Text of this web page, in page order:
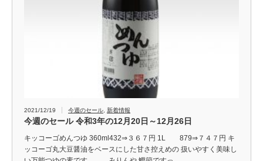
2021/12/19 今週のセール 新着情報
今週のセール 令和3年の12月20日～12月26日
キッコーゴめんつゆ 360ml432⇒３６７円 1L 879⇒７４７円 キ
ッコーゴ丸大豆醤油をベースにした甘さ控えめの 扱いやすく美味し